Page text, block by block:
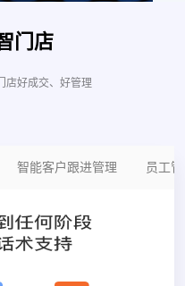
门店
店好成交、好管理
智能客户跟进管理 员工